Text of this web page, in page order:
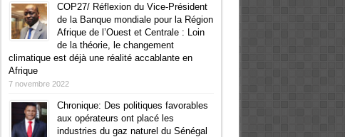
COP27/ Réflexion du Vice-Président
de la Banque mondiale pour la Région
Afrique de l’Ouest et Centrale : Loin
de la théorie, le changement
climatique est déjà une réalité accablante en
Afrique
7 novembre 2022
Chronique: Des politiques favorables
aux opérateurs ont placé les
industries du gaz naturel du Sénégal